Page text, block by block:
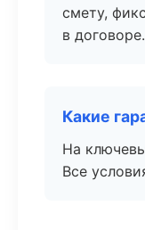
смету,
в договоре.
Какие
На
Все